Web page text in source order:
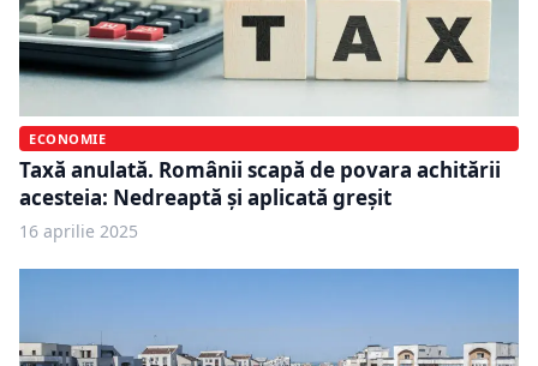
ECONOMIE
Taxă anulată. Românii scapă de povara achitării
acesteia: Nedreaptă și aplicată greșit
16 aprilie 2025